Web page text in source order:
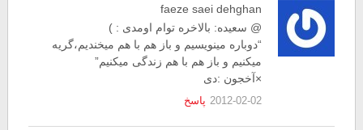
faeze saei dehghan
@ سعیده: بالاخره توام اومدی : )
“دوباره مینویسیم و باز هم با هم میخندیم،گریه
میکنیم و باز هم با هم زندگی میکنیم”
×آخجون :دی
2012-02-02 پاسخ